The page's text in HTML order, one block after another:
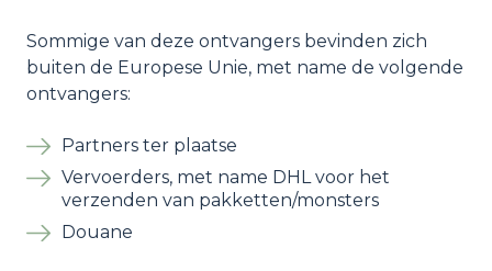
Sommige van deze ontvangers bevinden zich
buiten de Europese Unie, met name de volgende
ontvangers:
Partners ter plaatse
Vervoerders, met name DHL voor het
verzenden van pakketten/monsters
Douane